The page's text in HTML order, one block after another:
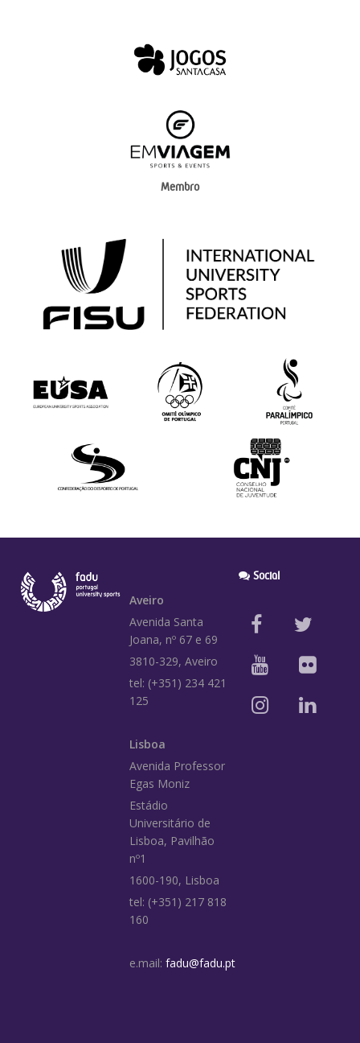
Membro
Aveiro
Avenida Santa
Joana, nº 67 e 69
3810-329, Aveiro
tel: (+351) 234 421
125
Lisboa
Avenida Professor
Egas Moniz
Estádio
Universitário de
Lisboa, Pavilhão
nº1
1600-190, Lisboa
tel: (+351) 217 818
160
e.mail: fadu@fadu.pt
Social